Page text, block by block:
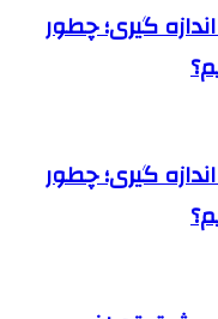
گیری؛ چطور
گیری؛ چطور